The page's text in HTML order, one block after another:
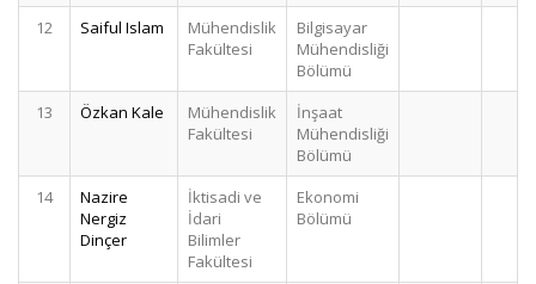
12 Saiful Islam
Mühendislik
Fakültesi
Bilgisayar
Mühendisliği
Bölümü
13 Özkan Kale
Mühendislik
Fakültesi
İnşaat
Mühendisliği
Bölümü
14
Nazire
Nergiz
Dinçer
İktisadi ve
İdari
Bilimler
Fakültesi
Ekonomi
Bölümü